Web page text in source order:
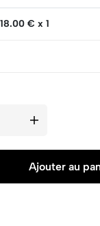
18.00 € x 1
Ajouter au